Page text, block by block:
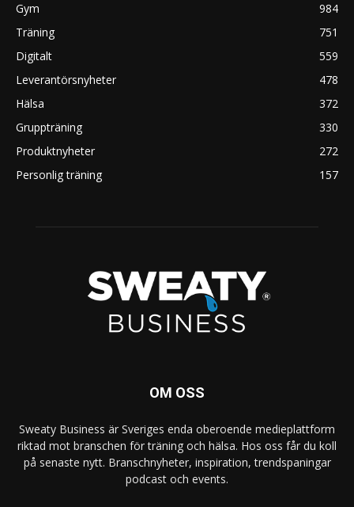
Gym
984
Träning
751
Digitalt
559
Leverantörsnyheter
478
Hälsa
372
Gruppträning
330
Produktnyheter
272
Personlig träning
157
OM OSS
Sweaty Business är Sveriges enda oberoende medieplattform
riktad mot branschen för träning och hälsa. Hos oss får du koll
på senaste nytt. Branschnyheter, inspiration, trendspaningar
podcast och events.